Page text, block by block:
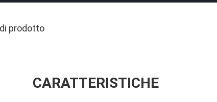
prodotto
CARATTERISTICHE